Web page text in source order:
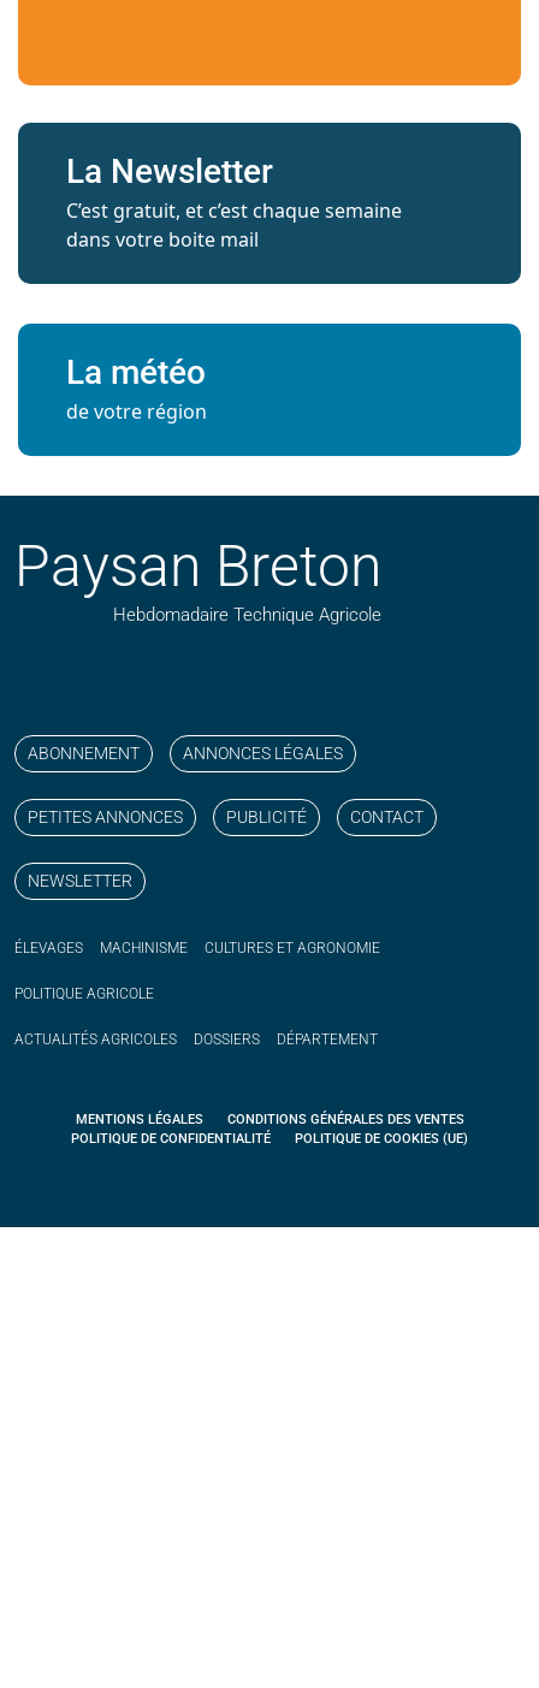
La Newsletter
C’est gratuit, et c’est chaque semaine
dans votre boite mail
La météo
de votre région
Paysan Breton
Hebdomadaire Technique Agricole
ABONNEMENT ANNONCES LÉGALES
PETITES ANNONCES PUBLICITÉ CONTACT
NEWSLETTER
ÉLEVAGES MACHINISME CULTURES ET AGRONOMIE
POLITIQUE AGRICOLE
ACTUALITÉS AGRICOLES DOSSIERS DÉPARTEMENT
MENTIONS LÉGALES
CONDITIONS GÉNÉRALES DES VENTES
POLITIQUE DE CONFIDENTIALITÉ
POLITIQUE DE COOKIES (UE)